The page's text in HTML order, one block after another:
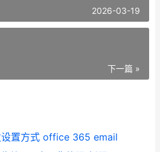
2026-03-19
下一篇 »
置方式 office 365 email